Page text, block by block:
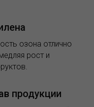
озона отлично
рост и
продукции